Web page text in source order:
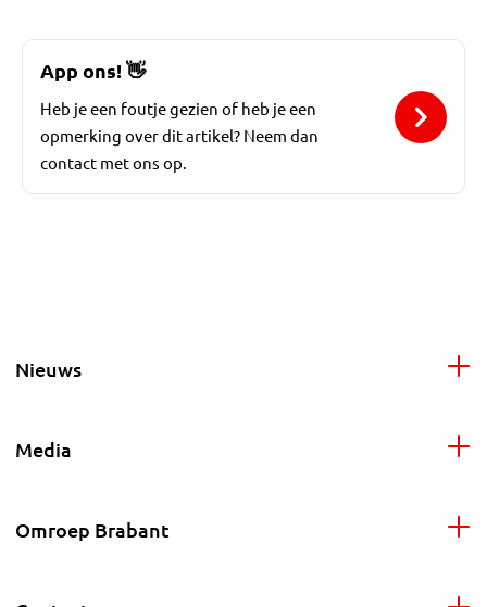
App ons!👋
Heb je een foutje gezien of heb je een
opmerking over dit artikel? Neem dan
contact met ons op.
Nieuws
Media
Omroep Brabant